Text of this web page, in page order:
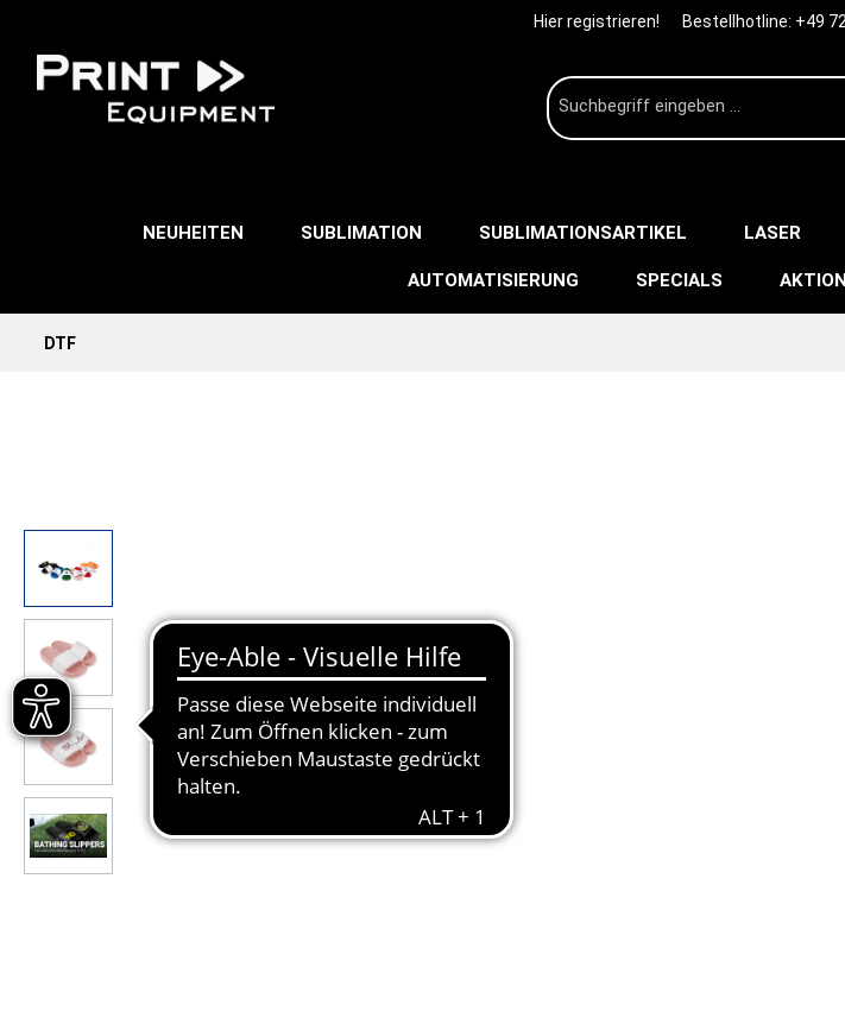
Hier registrieren! Bestellhotline: +49
NEUHEITEN SUBLIMATION SUBLIMATIONSARTIKEL LASER
AUTOMATISIERUNG SPECIALS
DTF